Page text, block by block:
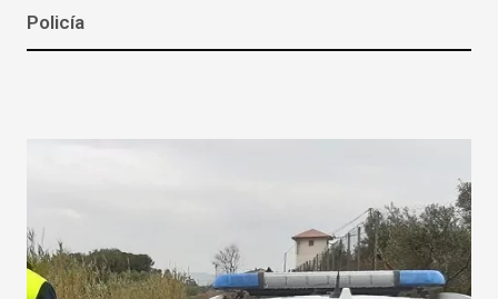
Policía